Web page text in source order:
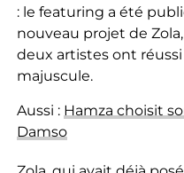
: le featuring a été
nouveau projet de Zola,
deux artistes ont
majuscule.
Aussi : Hamza choisit
Damso